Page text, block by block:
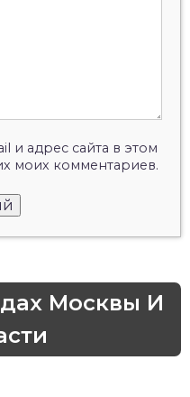
и адрес сайта в этом
моих комментариев.
Москвы И